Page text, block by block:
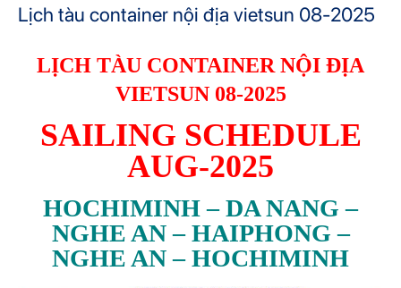
Lịch tàu container nội địa vietsun 08-2025
LỊCH TÀU CONTAINER NỘI ĐỊA
VIETSUN 08-2025
SAILING SCHEDULE
AUG-2025
HOCHIMINH – DA NANG –
NGHE AN – HAIPHONG –
NGHE AN – HOCHIMINH